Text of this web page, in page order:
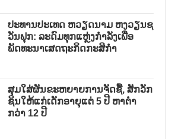
ປະທານປະເທດ ຫວຽດນາມ ຫງວຽນຊ
ວັນຟຸກ: ລະດົມທຸກແຫຼ່ງກຳລັງເພື່ອ
ພັດທະນາເສດຖະກິດກະສິກຳ
ສຸມໃສ່ຜັນຂະຫຍາຍການຈັດຊື້, ສັກວັກ
ຊິນໃຫ້ແກ່ເດັກອາຍຸແຕ່ 5 ປີ ຫາຕ່ຳ
ກວ່າ 12 ປີ